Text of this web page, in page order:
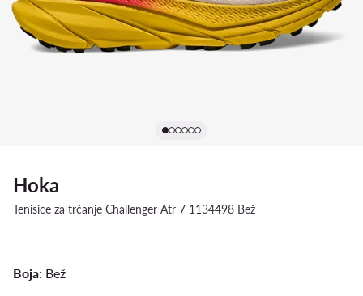
Hoka
Tenisice za trčanje Challenger Atr 7 1134498 Bež
Boja: Bež